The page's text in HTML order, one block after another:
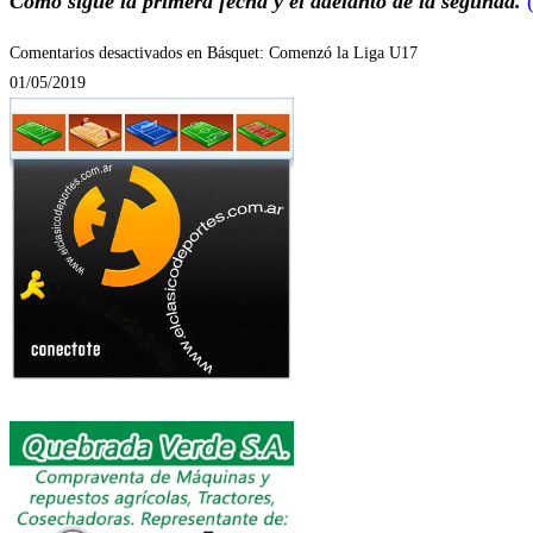
Comentarios desactivados en Básquet: Comenzó la Liga U17
01/05/2019